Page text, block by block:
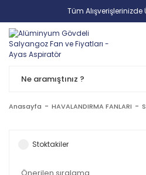
Tüm
Anasayfa HAVALANDIRMA FANLARI
Stoktakiler